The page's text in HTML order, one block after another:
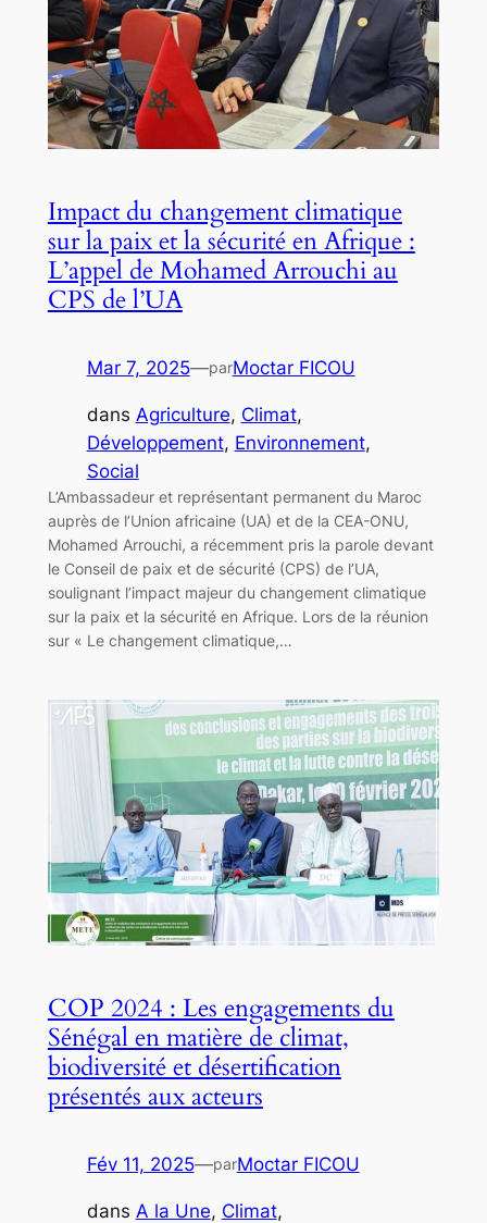
Impact du changement climatique
sur la paix et la sécurité en Afrique :
L’appel de Mohamed Arrouchi au
CPS de l’UA
Mar 7, 2025—parMoctar FICOU
dans Agriculture, Climat
Développement, Environnement
Social
L’Ambassadeur et représentant permanent du Maroc
auprès de l’Union africaine (UA) et de la CEA-ONU,
Mohamed Arrouchi, a récemment pris la parole devant
le Conseil de paix et de sécurité (CPS) de l’UA,
soulignant l’impact majeur du changement climatique
sur la paix et la sécurité en Afrique. Lors de la réunion
sur « Le changement climatique,…
COP 2024 : Les engagements du
Sénégal en matière de climat,
biodiversité et désertification
présentés aux acteurs
Fév 11, 2025—parMoctar FICOU
dans A la Une, Climat